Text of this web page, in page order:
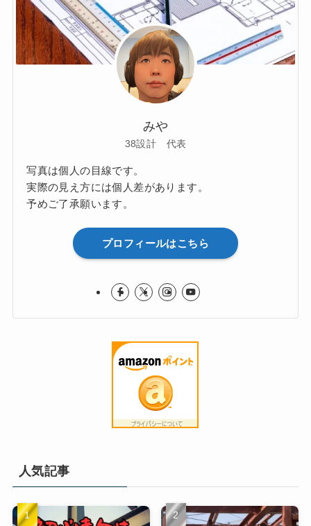
みや
38設計 代表
写真は個人の目線です。
実際の見え方には個人差があります。
予めご了承願います。
プロフィールはこちら
人気記事